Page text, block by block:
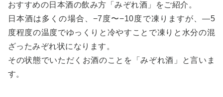
おすすめの日本酒の飲み方「みぞれ酒」をご紹介。
日本酒は多くの場合、−7度〜−10度で凍りますが、―5
度程度の温度でゆっくりと冷やすことで凍りと水分の混
ざったみぞれ状になります。
その状態でいただくお酒のことを「みぞれ酒」と言いま
す。